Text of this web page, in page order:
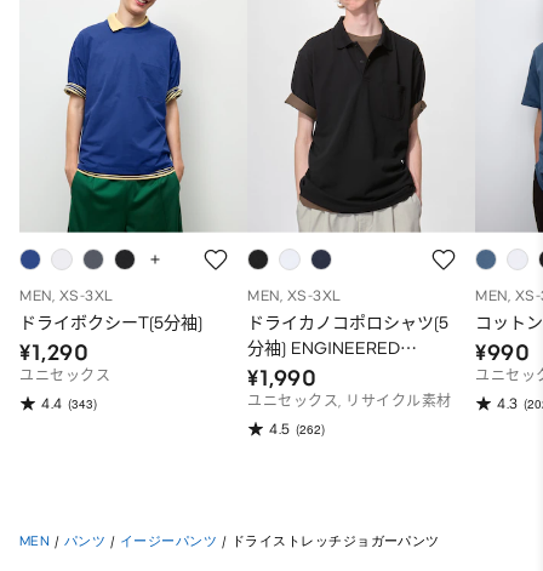
MEN, XS-3XL
ドライボクシーT(5分袖)
¥1,290
ユニセックス
4.4 (343)
MEN, XS-3XL
ドライカノコポロシャツ(5
分袖) ENGINEERED
GARMENTS
¥1,990
ユニセックス, リサイクル素材
4.5 (262)
MEN,
コット
¥990
ユニセッ
4.3
MEN / パンツ / イージーパンツ / ドライストレッチジョガーパンツ